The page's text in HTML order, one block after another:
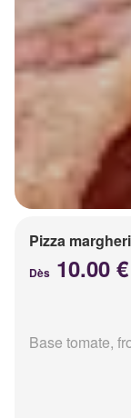
Pizza
Dès 10.00 €
Base tomate,